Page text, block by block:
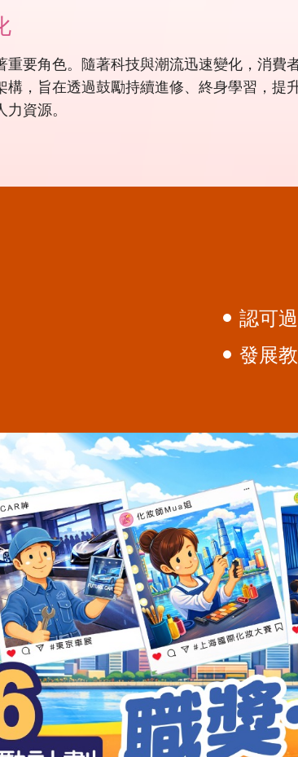
要角色。隨著科技與潮流迅速變化，消
，旨在透過鼓勵持續進修、終身學習，
資源。
認可
發展